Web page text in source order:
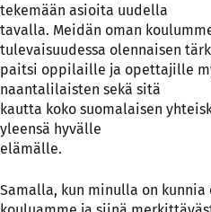
tekemään asioita uudella
tavalla. Meidän oman
tulevaisuudessa olennaisen
paitsi oppilaille ja opettajille
naantalilaisten sekä sitä
kautta koko suomalaisen
yleensä hyvälle
elämälle.
Samalla, kun minulla on